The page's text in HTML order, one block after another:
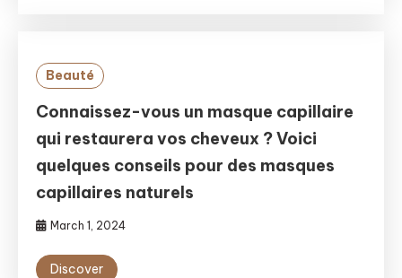
Beauté
Connaissez-vous un masque capillaire
qui restaurera vos cheveux ? Voici
quelques conseils pour des masques
capillaires naturels
March 1, 2024
Discover